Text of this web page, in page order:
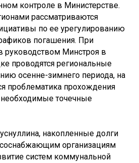
контроле в Министерстве.
рассматриваются
по ее урегулированию
погашения. При
руководством Минстроя в
проводятся региональные
осенне-зимнего периода, на
проблематика прохождения
точечные
накопленные долги
организациям
систем коммунальной